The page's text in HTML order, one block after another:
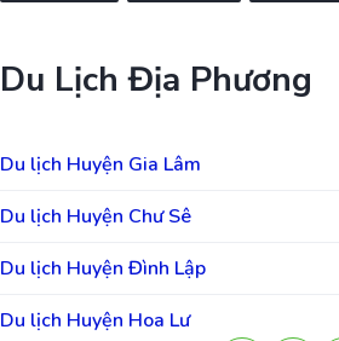
Du Lịch Địa Phương
Du lịch Huyện Gia Lâm
Du lịch Huyện Chư Sê
Du lịch Huyện Đình Lập
Du lịch Huyện Hoa Lư